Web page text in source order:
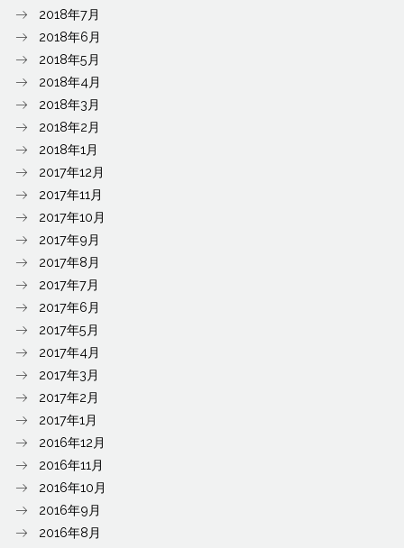
2018年7月
2018年6月
2018年5月
2018年4月
2018年3月
2018年2月
2018年1月
2017年12月
2017年11月
2017年10月
2017年9月
2017年8月
2017年7月
2017年6月
2017年5月
2017年4月
2017年3月
2017年2月
2017年1月
2016年12月
2016年11月
2016年10月
2016年9月
2016年8月